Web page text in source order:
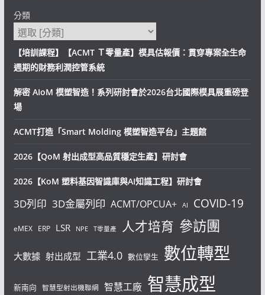
分類
【培訓課程】【ACMT Ｔ零量產】模具估報價：貫穿專案全生命
週期的財務利潤控管系統
解密 AIoM 模塑智造！系列研討會於2026台北國際模具展重磅登
場
ACMT打造「Smart Molding 模塑智造平台」主題館
2026【QoM 射出成型高品質穩定生產】研討會
2026【KoM 塑料基因智識庫與AI知識工程】研討會
3D列印 3D金屬列印 ACMT/OPCUA+ AI COVID-19
eMEX ERP LSR NPE T零量產 人才培育 參訪團
大數據 射出成型 工業4.0 數位孿生 數位轉型
新南向 智慧型射出機聯網 智慧工廠 智慧成型